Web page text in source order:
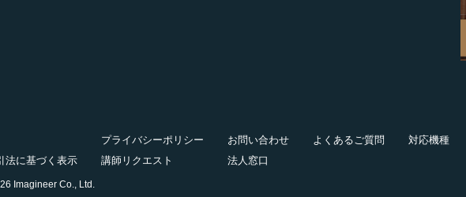
プライバシーポリシー お問い合わせ よくあるご質問
対応機種
法に基づく表示
講師リクエスト 法人窓口
Imagineer Co., Ltd.